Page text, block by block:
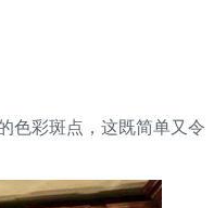
色彩斑点，这既简单又令